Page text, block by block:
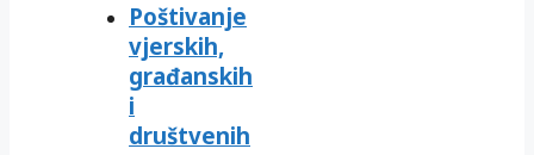
Poštivanje
vjerskih,
građanskih
i
društvenih